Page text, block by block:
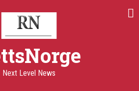
Next Level News